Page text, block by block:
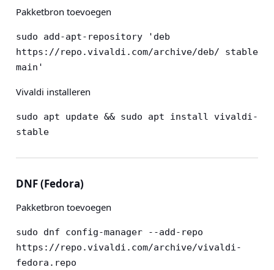
Pakketbron toevoegen
sudo add-apt-repository 'deb
https://repo.vivaldi.com/archive/deb/ stable
main'
Vivaldi installeren
sudo apt update && sudo apt install vivaldi-
stable
DNF (Fedora)
Pakketbron toevoegen
sudo dnf config-manager --add-repo
https://repo.vivaldi.com/archive/vivaldi-
fedora.repo